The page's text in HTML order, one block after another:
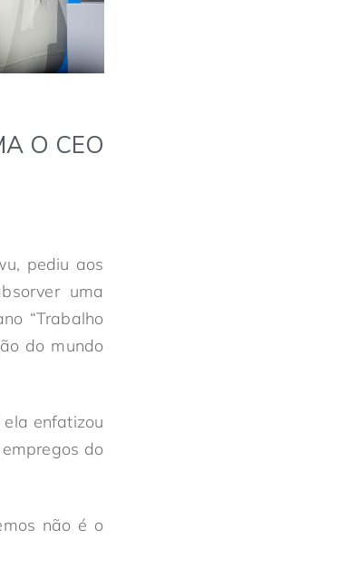
O CEO
pediu aos
uma
“Trabalho
do mundo
enfatizou
do
não é o